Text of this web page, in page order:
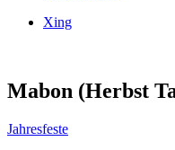
Xing
Mabon (Herbst
Jahresfeste